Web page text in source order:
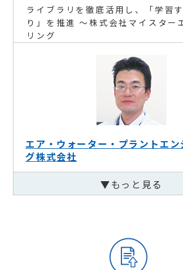
ライブラリを徹底活用し、「学習
り」を推進 ～株式会社マイスター
リング
エア・ウォーター・プラントエン
グ株式会社
４つの活用法で、社員の学習意欲
ラリの利用率が向上！ ～エア・ウ
▼もっと見る